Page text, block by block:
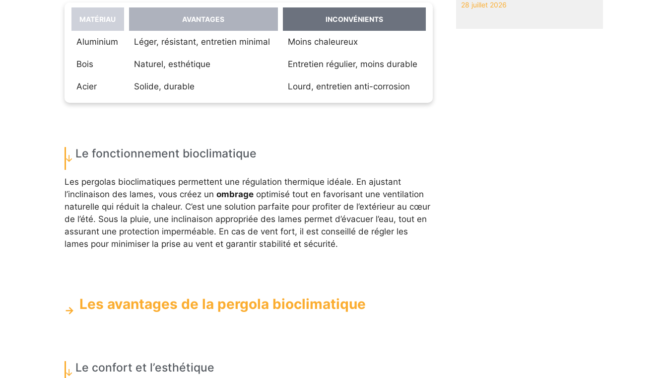
MATÉRIAU AVANTAGES INCONVÉNIENTS
Aluminium Léger, résistant, entretien minimal Moins chaleureux
Bois Naturel, esthétique Entretien régulier, moins durable
Acier Solide, durable Lourd, entretien anti-corrosion
Le fonctionnement bioclimatique
Les pergolas bioclimatiques permettent une régulation thermique idéale. En ajustant
l’inclinaison des lames, vous créez un ombrageoptimisé tout en favorisant une ventilation
naturelle qui réduit la chaleur. C’est une solution parfaite pour profiter de l’extérieur au cœur
de l’été. Sous la pluie, une inclinaison appropriée des lames permet d’évacuer l’eau, tout en
assurant une protection imperméable. En cas de vent fort, il est conseillé de régler les
lames pour minimiser la prise au vent et garantir stabilité et sécurité.
Les avantages de la pergola bioclimatique
Le confort et l’esthétique
28 juillet 2026